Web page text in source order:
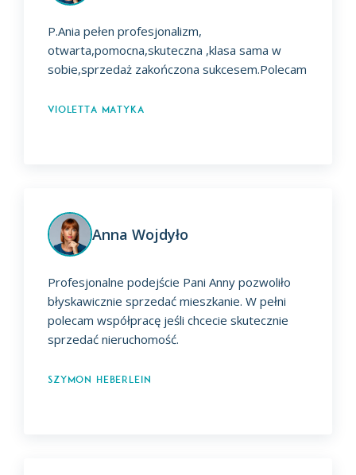
P.Ania pełen profesjonalizm,
otwarta,pomocna,skuteczna ,klasa sama w
sobie,sprzedaż zakończona sukcesem.Polecam
Violetta Matyka
Anna Wojdyło
Profesjonalne podejście Pani Anny pozwoliło
błyskawicznie sprzedać mieszkanie. W pełni
polecam współpracę jeśli chcecie skutecznie
sprzedać nieruchomość.
Szymon Heberlein